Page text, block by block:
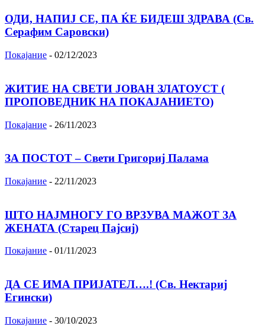
ОДИ, НАПИЈ СЕ, ПА ЌЕ БИДЕШ ЗДРАВА (Св.
Серафим Саровски)
Покајание - 02/12/2023
ЖИТИЕ НА СВЕТИ ЈОВАН ЗЛАТОУСТ (
ПРОПОВЕДНИК НА ПОКАЈАНИЕТО)
Покајание - 26/11/2023
ЗА ПОСТОТ – Свети Григориј Палама
Покајание - 22/11/2023
ШТО НАЈМНОГУ ГО ВРЗУВА МАЖОТ ЗА
ЖЕНАТА (Старец Пајсиј)
Покајание - 01/11/2023
ДА СЕ ИМА ПРИЈАТЕЛ….! (Св. Нектариј
Егински)
Покајание - 30/10/2023